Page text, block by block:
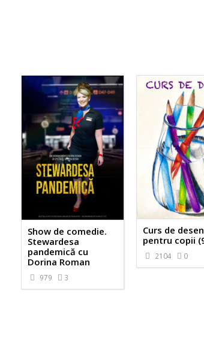
Show de comedie.
Stewardesa
pandemică cu
Dorina Roman
979 3
Curs de desen
pentru copii
2104 0